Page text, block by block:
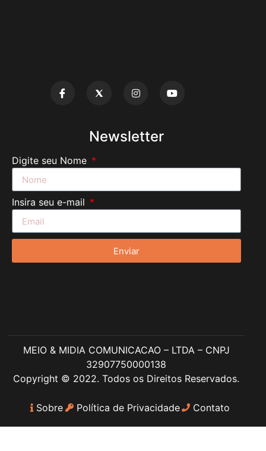
Newsletter
Digite seu Nome
Insira seu e-mail
Enviar
MEIO & MIDIA COMUNICACAO – LTDA – CNPJ
32907750000138
Copyright © 2022. Todos os Direitos Reservados.
Sobre Política de Privacidade Contato